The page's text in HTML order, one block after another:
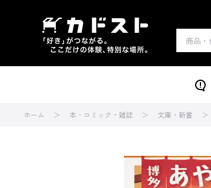
ホーム 本・コミック・雑誌 文庫・新書